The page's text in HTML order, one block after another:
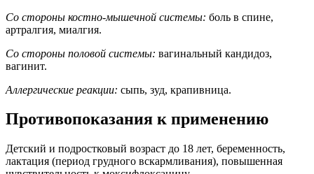
Со стороны костно-мышечной системы: боль в спине,
артралгия, миалгия.
Со стороны половой системы: вагинальный кандидоз,
вагинит.
Аллергические реакции: сыпь, зуд, крапивница.
Противопоказания к применению
Детский и подростковый возраст до 18 лет, беременность,
лактация (период грудного вскармливания), повышенная